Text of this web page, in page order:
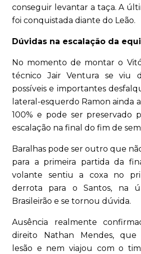
conseguir levantar a taça. A
foi conquistada diante do Leão.
Dúvidas na escalação da
No momento de montar o
técnico Jair Ventura se viu
possíveis e importantes
lateral-esquerdo Ramon ainda
100% e pode ser preservado
escalação na final do fim de
Baralhas pode ser outro que
para a primeira partida da
volante sentiu a coxa no
derrota para o Santos, na
Brasileirão e se tornou dúvida.
Ausência realmente
direito Nathan Mendes, que
lesão e nem viajou com o